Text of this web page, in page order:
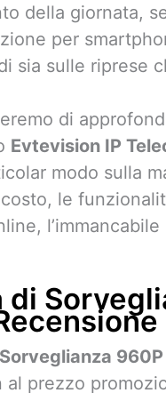
della giornata,
per
sia sulle riprese
di
Evtevision IP
modo sulla
le
di
960P
prezzo